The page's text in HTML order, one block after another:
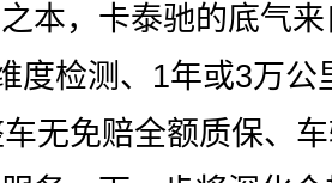
本，卡泰驰的底气
度检测、1年或3万公
无免赔全额质保、